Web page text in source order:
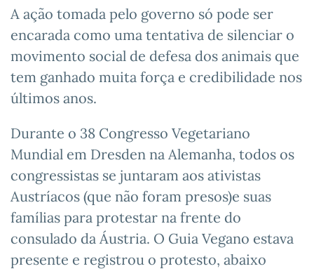
A ação tomada pelo governo só pode ser
encarada como uma tentativa de silenciar o
movimento social de defesa dos animais que
tem ganhado muita força e credibilidade nos
últimos anos.
Durante o 38 Congresso Vegetariano
Mundial em Dresden na Alemanha, todos os
congressistas se juntaram aos ativistas
Austríacos (que não foram presos)e suas
famílias para protestar na frente do
consulado da Áustria. O Guia Vegano estava
presente e registrou o protesto, abaixo